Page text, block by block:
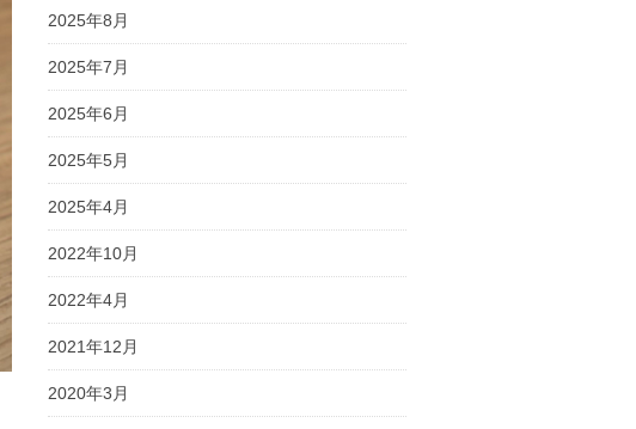
2025年8月
2025年7月
2025年6月
2025年5月
2025年4月
2022年10月
2022年4月
2021年12月
2020年3月